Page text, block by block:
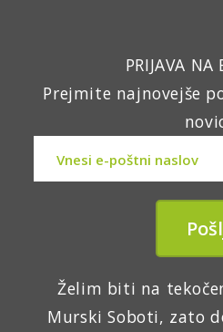
PRIJAVA NA
Prejmite najnovejše
Želim biti na
Murski Soboti, zato